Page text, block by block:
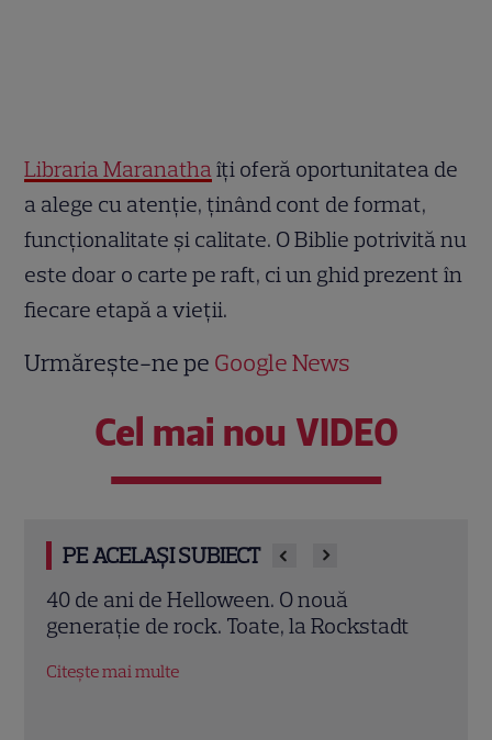
Libraria Maranatha îți oferă oportunitatea de
a alege cu atenție, ținând cont de format,
funcționalitate și calitate. O Biblie potrivită nu
este doar o carte pe raft, ci un ghid prezent în
fiecare etapă a vieții.
Urmărește-ne pe Google News
Cel mai nou VIDEO
PE ACELAȘI SUBIECT
3 metode să obții un zâmbet de vedetă
Citește mai multe